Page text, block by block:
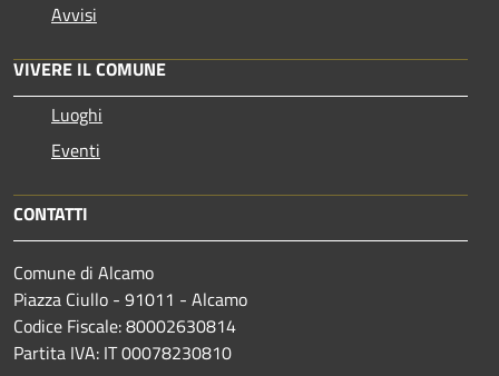
Avvisi
VIVERE IL COMUNE
Luoghi
Eventi
CONTATTI
Comune di Alcamo
Piazza Ciullo - 91011 - Alcamo
Codice Fiscale: 80002630814
Partita IVA: IT 00078230810